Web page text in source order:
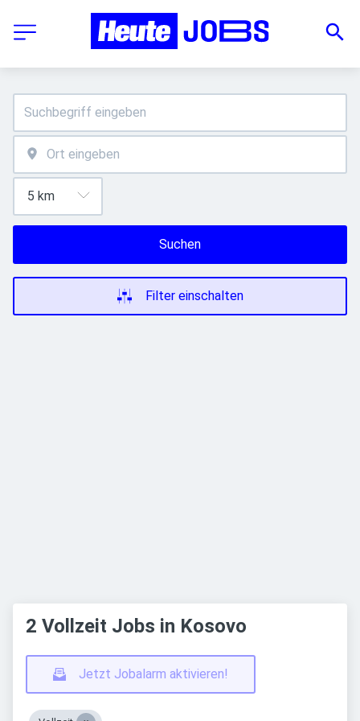
Suchen
Filter einschalten
2 Vollzeit Jobs in Kosovo
Jetzt Jobalarm aktivieren!